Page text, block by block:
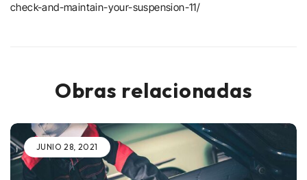
check-and-maintain-your-suspension-11/
Obras relacionadas
JUNIO 28, 2021